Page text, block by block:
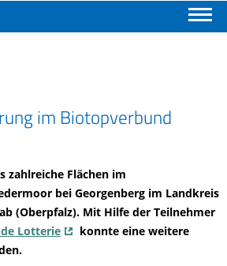
im Biotopverbund
zahlreiche Flächen im
bei Georgenberg im Landkreis
(Oberpfalz). Mit Hilfe der Teilnehmer
Lotterie
konnte eine weitere